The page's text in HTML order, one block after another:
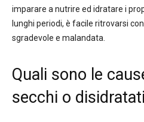
imparare a nutrire ed idratare i
lunghi periodi, è facile ritrovarsi
sgradevole e malandata.
Quali sono le
secchi o